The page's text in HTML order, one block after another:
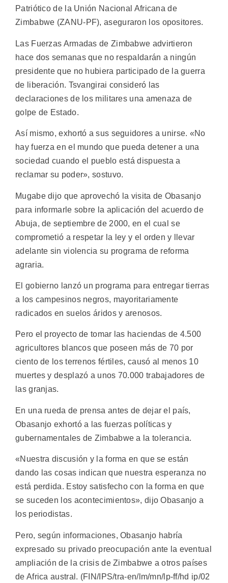
Patriótico de la Unión Nacional Africana de
Zimbabwe (ZANU-PF), aseguraron los opositores.
Las Fuerzas Armadas de Zimbabwe advirtieron
hace dos semanas que no respaldarán a ningún
presidente que no hubiera participado de la guerra
de liberación. Tsvangirai consideró las
declaraciones de los militares una amenaza de
golpe de Estado.
Así mismo, exhortó a sus seguidores a unirse. «No
hay fuerza en el mundo que pueda detener a una
sociedad cuando el pueblo está dispuesta a
reclamar su poder», sostuvo.
Mugabe dijo que aprovechó la visita de Obasanjo
para informarle sobre la aplicación del acuerdo de
Abuja, de septiembre de 2000, en el cual se
comprometió a respetar la ley y el orden y llevar
adelante sin violencia su programa de reforma
agraria.
El gobierno lanzó un programa para entregar tierras
a los campesinos negros, mayoritariamente
radicados en suelos áridos y arenosos.
Pero el proyecto de tomar las haciendas de 4.500
agricultores blancos que poseen más de 70 por
ciento de los terrenos fértiles, causó al menos 10
muertes y desplazó a unos 70.000 trabajadores de
las granjas.
En una rueda de prensa antes de dejar el país,
Obasanjo exhortó a las fuerzas políticas y
gubernamentales de Zimbabwe a la tolerancia.
«Nuestra discusión y la forma en que se están
dando las cosas indican que nuestra esperanza no
está perdida. Estoy satisfecho con la forma en que
se suceden los acontecimientos», dijo Obasanjo a
los periodistas.
Pero, según informaciones, Obasanjo habría
expresado su privado preocupación ante la eventual
ampliación de la crisis de Zimbabwe a otros países
de Africa austral. (FIN/IPS/tra-en/lm/mn/lp-ff/hd ip/02